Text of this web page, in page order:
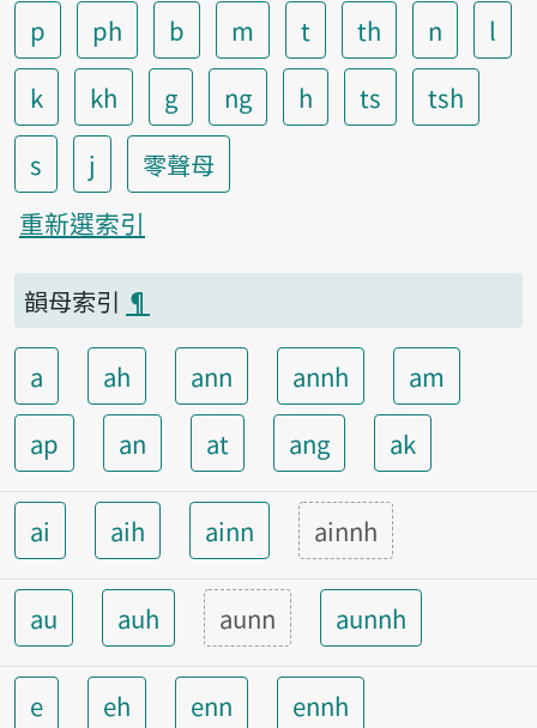
p
ph b m t th n
l
k
kh g ng h ts
tsh
s
j
零聲母
重新選索引
韻母索引 ¶
a ah ann annh
am
ap
an at ang ak
ai aih ainn ainnh
au auh aunn aunnh
e eh enn ennh